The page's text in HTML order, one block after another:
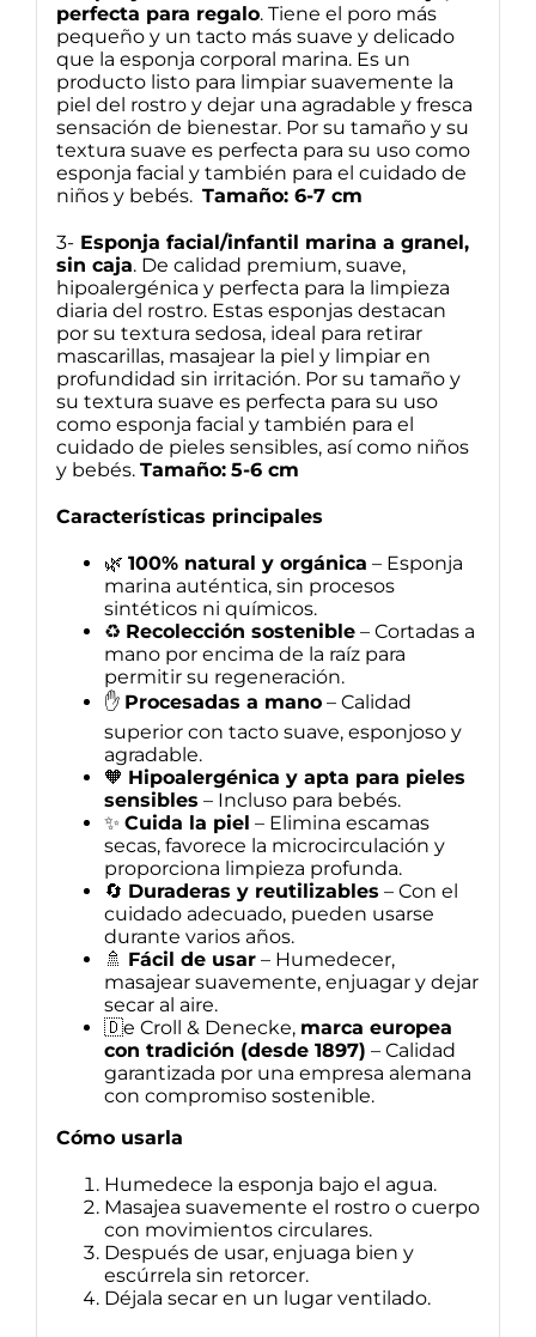
perfecta para regalo. Tiene el poro más
pequeño y un tacto más suave y delicado
que la esponja corporal marina. Es un
producto listo para limpiar suavemente la
piel del rostro y dejar una agradable y fresca
sensación de bienestar. Por su tamaño y su
textura suave es perfecta para su uso como
esponja facial y también para el cuidado de
niños y bebés. Tamaño: 6-7 cm
3-Esponja facial/infantil marina a granel,
sin caja. De calidad premium, suave,
hipoalergénica y perfecta para la limpieza
diaria del rostro. Estas esponjas destacan
por su textura sedosa, ideal para retirar
mascarillas, masajear la piel y limpiar en
profundidad sin irritación. Por su tamaño y
su textura suave es perfecta para su uso
como esponja facial y también para el
cuidado de pieles sensibles, así como niños
y bebés. Tamaño: 5-6 cm
Características principales
🌿 100% natural y orgánica – Esponja
marina auténtica, sin procesos
sintéticos ni químicos.
♻️ Recolección sostenible– Cortadas a
mano por encima de la raíz para
permitir su regeneración.
✋ Procesadas a mano– Calidad
superior con tacto suave, esponjoso y
agradable.
🧡 Hipoalergénica y apta para pieles
sensibles – Incluso para bebés.
✨ Cuida la piel – Elimina escamas
secas, favorece la microcirculación y
proporciona limpieza profunda.
🔄 Duraderas y reutilizables – Con el
cuidado adecuado, pueden usarse
durante varios años.
🚿 Fácil de usar– Humedecer,
masajear suavemente, enjuagar y dejar
secar al aire.
🇩e Croll & Denecke, marca europea
con tradición (desde 1897) – Calidad
garantizada por una empresa alemana
con compromiso sostenible.
Cómo usarla
Humedece la esponja bajo el agua.
Masajea suavemente el rostro o cuerpo
con movimientos circulares.
Después de usar, enjuaga bien y
escúrrela sin retorcer.
Déjala secar en un lugar ventilado.